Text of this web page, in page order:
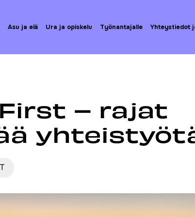
Asu ja elä Ura ja opiskelu Työnantajalle Yhteystiedot
– rajat